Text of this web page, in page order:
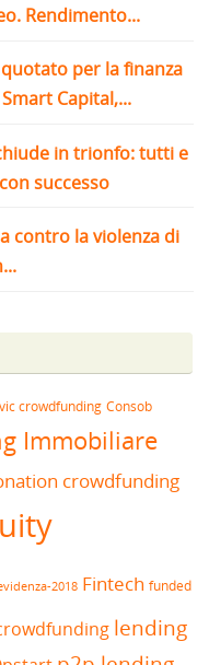
Rendimento...
per la finanza
Capital,...
in trionfo: tutti e
successo
contro la violenza di
crowdfunding Consob
Immobiliare
crowdfunding
2018 Fintech funded
lending